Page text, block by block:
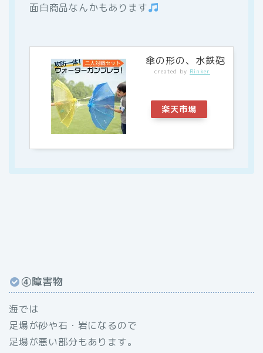
面白商品なんかもあります
傘の形の、水鉄砲
created by Rinker
楽天市場
④障害物
海では
足場が砂や石・岩になるので
足場が悪い部分もあります。